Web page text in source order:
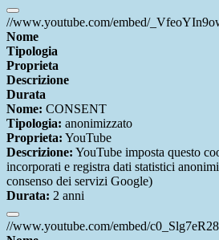
//www.youtube.com/embed/
Nome
Tipologia
Proprieta
Descrizione
Durata
Nome: CONSENT
Tipologia: anonimizzato
Proprieta: YouTube
Descrizione: YouTube imposta questo
incorporati e registra dati statistici
consenso dei servizi Google)
Durata: 2 anni
//www.youtube.com/embed/c0_Slg7eR28